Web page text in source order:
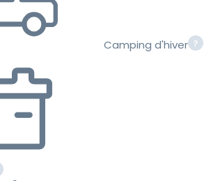
Camping d'hiver